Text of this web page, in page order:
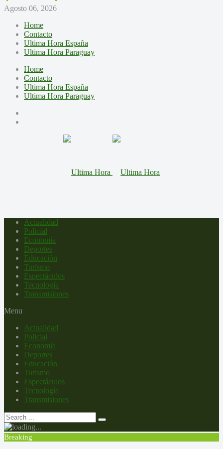
Agosto 06, 2026
Home
Contacto
Ultima Hora España
Ultima Hora Paraguay
Home
Contacto
Ultima Hora España
Ultima Hora Paraguay
Actualidad
Policial
Economía
Deportes
Educación
Turismo
Espectáculos
Tecnología
Transmisiones
Menu
Actualidad
Policial
Economía
Deportes
Educación
Turismo
Espectáculos
Tecnología
Transmisiones
Breaking